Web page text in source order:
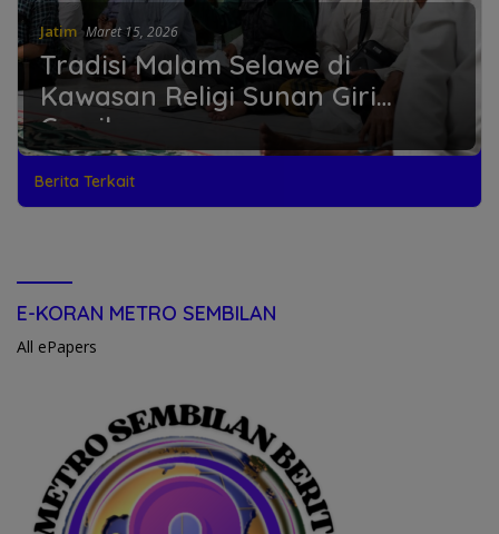
Jatim Maret 15, 2026
Tradisi Malam Selawe di
Kawasan Religi Sunan Giri
Gresik
Berita Terkait
E-KORAN METRO SEMBILAN
All ePapers